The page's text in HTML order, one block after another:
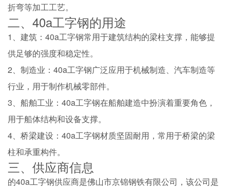
折弯等加工工艺。
二、40a工字钢的用途
1、建筑：40a工字钢常用于建筑结构的梁柱支撑，能够提
供足够的强度和稳定性。
2、制造业：40a工字钢广泛应用于机械制造、汽车制造等
行业，用于制作机械零部件。
3、船舶工业：40a工字钢在船舶建造中扮演着重要角色，
用于船体结构和设备支撑。
4、桥梁建设：40a工字钢材质坚固耐用，常用于桥梁的梁
柱和承重构件。
三、供应商信息
的40a工字钢供应商是佛山市京锦钢铁有限公司，该公司是